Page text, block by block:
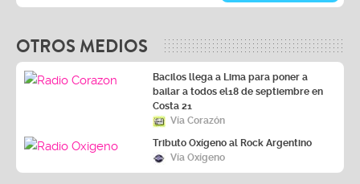
OTROS MEDIOS
Bacilos llega a Lima para poner a
bailar a todos el18 de septiembre en
Costa 21
Vía Corazón
Tributo Oxígeno al Rock Argentino
Vía Oxígeno